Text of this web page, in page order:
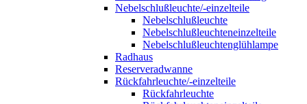
Nebelschlußleuchte/-einzelteile
Nebelschlußleuchte
Nebelschlußleuchteneinzelteile
Nebelschlußleuchtenglühlampe
Radhaus
Reserveradwanne
Rückfahrleuchte/-einzelteile
Rückfahrleuchte